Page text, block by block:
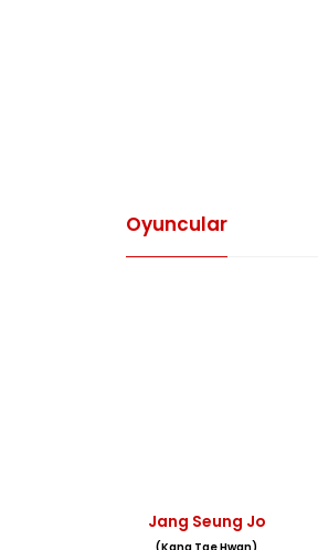
Oyuncular
Jang Seung Jo
(Kang Tae Hwan)